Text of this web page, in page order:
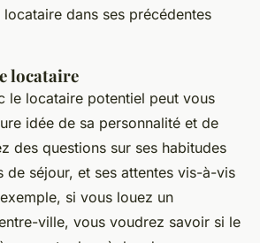
dans ses précédentes
locataire
le locataire potentiel peut vous
idée de sa personnalité et de
des questions sur ses habitudes
de séjour, et ses attentes vis-à-vis
si vous louez un
ville, vous voudrez savoir si le